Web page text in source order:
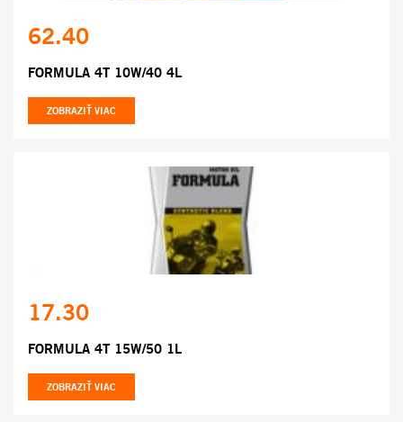
62.40
FORMULA 4T 10W/40 4L
ZOBRAZIŤ VIAC
17.30
FORMULA 4T 15W/50 1L
ZOBRAZIŤ VIAC